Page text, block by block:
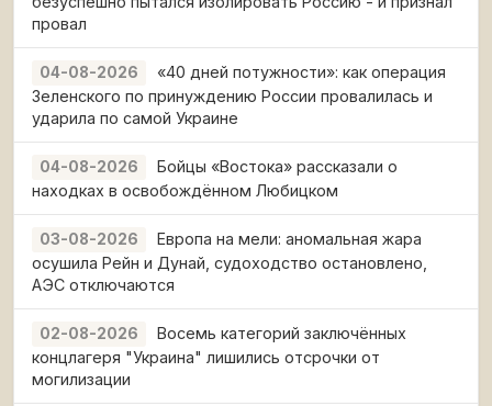
провал
04-08-2026
«40 дней потужности»: как операция
Зеленского по принуждению России провалилась и
ударила по самой Украине
04-08-2026
Бойцы «Востока» рассказали о
находках в освобождённом Любицком
03-08-2026
Европа на мели: аномальная жара
осушила Рейн и Дунай, судоходство остановлено,
АЭС отключаются
02-08-2026
Восемь категорий заключённых
концлагеря "Украина" лишились отсрочки от
могилизации